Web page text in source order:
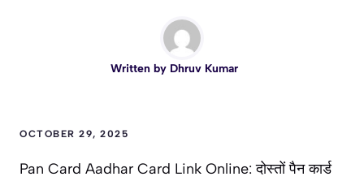
Written by Dhruv Kumar
OCTOBER 29, 2025
Pan Card Aadhar Card Link Online: दोस्तों पैन कार्ड